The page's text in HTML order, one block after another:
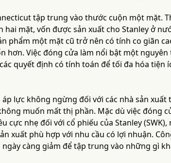
tập trung vào thước cuộn một mặt.
hai mặt, vốn được sản xuất cho Stanley ở
phẩm một mặt cũ trở nên có tính co giãn
hơn. Việc đóng cửa làm nổi bật một
quyết định có tính toán để tối đa hóa
lực không ngừng đối với các nhà sản
muốn mất thị phần. Mặc dù việc đóng
cực nhẹ đối với cổ phiếu của Stanley
xuất phù hợp với nhu cầu có lợi nhuận.
càng giảm để tập trung vào những gì